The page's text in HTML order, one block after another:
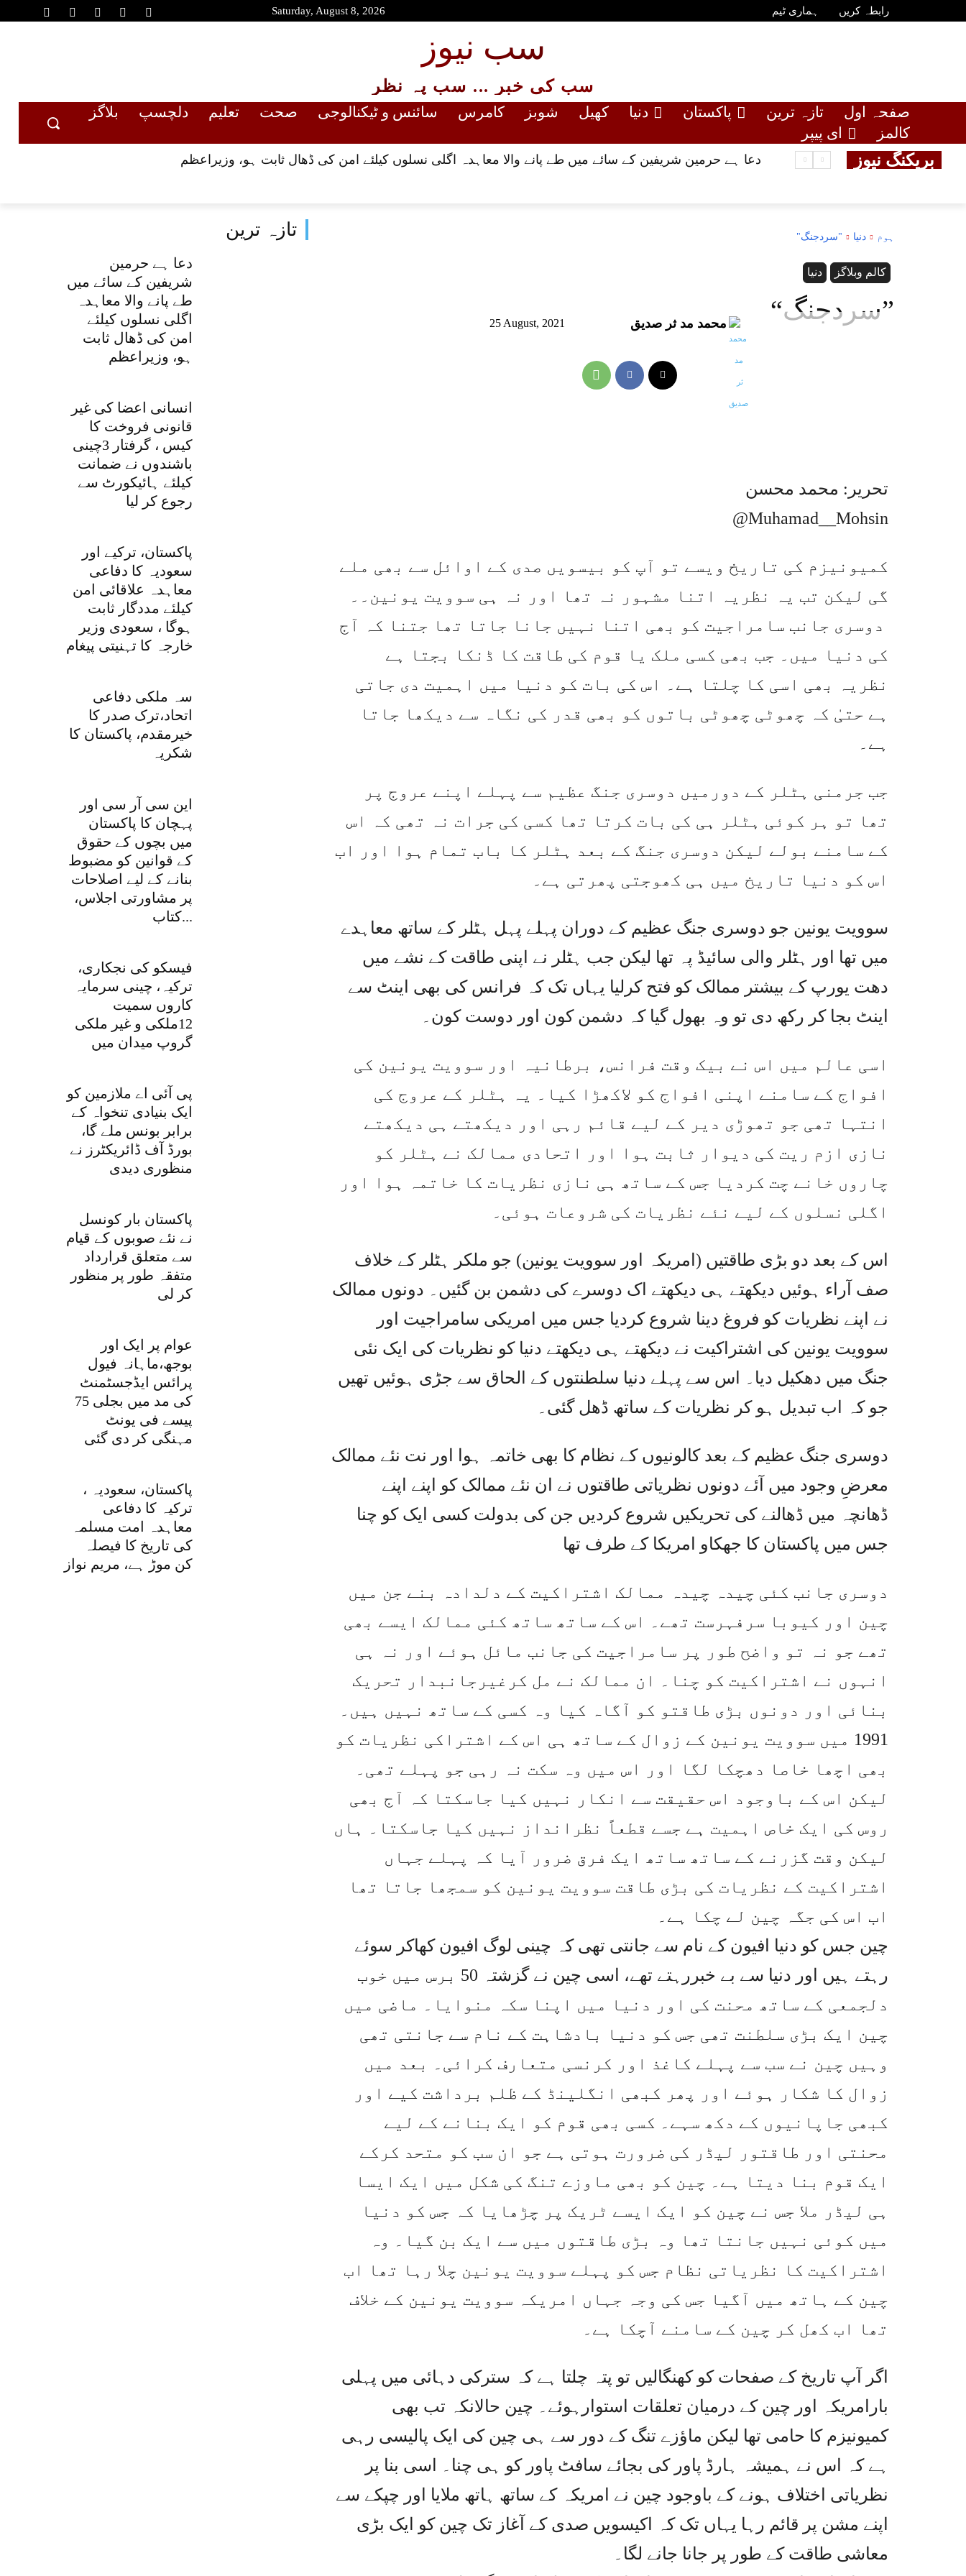
Saturday, August 8, 2026 رابطہ کریں ہماری ٹیم
سب نیوز
سب کی خبر ... سب پہ نظر
صفحہ اول تازہ ترین پاکستان دنیا کھیل شوبز کامرس سائنس و ٹیکنالوجی صحت تعلیم دلچسپ
بلاگز
کالمز
ای پیپر
بریکنگ نیوز دعا ہے حرمین شریفین کے سائے میں طے پانے والا معاہدہ اگلی نسلوں کیلئے امن کی ڈھال ثابت ہو، وزیراعظم
تازہ ترین
دعا ہے حرمین
شریفین کے سائے میں
طے پانے والا معاہدہ
اگلی نسلوں کیلئے
امن کی ڈھال ثابت
ہو، وزیراعظم
انسانی اعضا کی غیر
قانونی فروخت کا
کیس ، گرفتار 3چینی
باشندوں نے ضمانت
کیلئے ہائیکورٹ سے
رجوع کر لیا
پاکستان، ترکیے اور
سعودیہ کا دفاعی
معاہدہ علاقائی امن
کیلئے مددگار ثابت
ہوگا ، سعودی وزیر
خارجہ کا تہنیتی پیغام
سہ ملکی دفاعی
اتحاد،ترک صدر کا
خیرمقدم، پاکستان کا
شکریہ
این سی آر سی اور
پہچان کا پاکستان
میں بچوں کے حقوق
کے قوانین کو مضبوط
بنانے کے لیے اصلاحات
پر مشاورتی اجلاس،
کتاب...
فیسکو کی نجکاری،
ترکیہ، چینی سرمایہ
کاروں سمیت
12ملکی و غیر ملکی
گروپ میدان میں
پی آئی اے ملازمین کو
ایک بنیادی تنخواہ کے
برابر بونس ملے گا،
بورڈ آف ڈائریکٹرز نے
منظوری دیدی
پاکستان بار کونسل
نے نئے صوبوں کے قیام
سے متعلق قرارداد
متفقہ طور پر منظور
کر لی
عوام پر ایک اور
بوجھ،ماہانہ فیول
پرائس ایڈجسٹمنٹ
کی مد میں بجلی 75
پیسے فی یونٹ
مہنگی کر دی گئی
پاکستان، سعودیہ ،
ترکیہ کا دفاعی
معاہدہ امت مسلمہ
کی تاریخ کا فیصلہ
کن موڑ ہے، مریم نواز
ہوم دنیا "سردجنگ"
دنیا کالم وبلاگز
“سردجنگ” 25 August, 2021 محمد مد ثر صدیق
تحریر: محمد محسن
@Muhamad__Mohsin
کمیونیزم کی تاریخ ویسے تو آپ کو بیسویں صدی کے اوائل سے بھی ملے
گی لیکن تب یہ نظریہ اتنا مشہور نہ تھا اور نہ ہی سوویت یونین۔۔
دوسری جانب سامراجیت کو بھی اتنا نہیں جانا جاتا تھا جتنا کہ آج
کی دنیا میں۔ جب بھی کسی ملک یا قوم کی طاقت کا ڈنکا بجتا ہے
نظریہ بھی اسی کا چلتا ہے۔ اس کی بات کو دنیا میں اہمیت دی جاتی
ہے حتیٰ کہ چھوٹی چھوٹی باتوں کو بھی قدر کی نگاہ سے دیکھا جاتا
ہے۔
جب جرمنی ہٹلر کے دورمیں دوسری جنگ عظیم سے پہلے اپنے عروج پر
تھا تو ہر کوئی ہٹلر ہی کی بات کرتا تھا کسی کی جرات نہ تھی کہ اس
کے سامنے بولے لیکن دوسری جنگ کے بعد ہٹلر کا باب تمام ہوا اور اب
اس کو دنیا تاریخ میں ہی کھوجتی پھرتی ہے۔
سوویت یونین جو دوسری جنگ عظیم کے دوران پہلے پہل ہٹلر کے ساتھ معاہدے
میں تھا اور ہٹلر والی سائیڈ پہ تھا لیکن جب ہٹلر نے اپنی طاقت کے نشے میں
دھت یورپ کے بیشتر ممالک کو فتح کرلیا یہاں تک کہ فرانس کی بھی اینٹ سے
اینٹ بجا کر رکھ دی تو وہ بھول گیا کہ دشمن کون اور دوست کون۔
اسی عالم میں اس نے بیک وقت فرانس، برطانیہ اور سوویت یونین کی
افواج کے سامنے اپنی افواج کو لاکھڑا کیا۔ یہ ہٹلر کے عروج کی
انتہا تھی جو تھوڑی دیر کے لیے قائم رہی اور دیکھتے ہی دیکھتے
نازی ازم ریت کی دیوار ثابت ہوا اور اتحادی ممالک نے ہٹلر کو
چاروں خانے چت کردیا جس کے ساتھ ہی نازی نظریات کا خاتمہ ہوا اور
اگلی نسلوں کے لیے نئے نظریات کی شروعات ہوئی۔
اس کے بعد دو بڑی طاقتیں (امریکہ اور سوویت یونین) جو ملکر ہٹلر کے خلاف
صف آراء ہوئیں دیکھتے ہی دیکھتے اک دوسرے کی دشمن بن گئیں۔ دونوں ممالک
نے اپنے نظریات کو فروغ دینا شروع کردیا جس میں امریکی سامراجیت اور
سوویت یونین کی اشتراکیت نے دیکھتے ہی دیکھتے دنیا کو نظریات کی ایک نئی
جنگ میں دھکیل دیا۔ اس سے پہلے دنیا سلطنتوں کے الحاق سے جڑی ہوئیں تھیں
جو کہ اب تبدیل ہو کر نظریات کے ساتھ ڈھل گئی۔
دوسری جنگ عظیم کے بعد کالونیوں کے نظام کا بھی خاتمہ ہوا اور نت نئے ممالک
معرضِ وجود میں آئے دونوں نظریاتی طاقتوں نے ان نئے ممالک کو اپنے اپنے
ڈھانچہ میں ڈھالنے کی تحریکیں شروع کردیں جن کی بدولت کسی ایک کو چنا
جس میں پاکستان کا جھکاو امریکا کے طرف تھا
دوسری جانب کئی چیدہ چیدہ ممالک اشتراکیت کے دلدادہ بنے جن میں
چین اور کیوبا سرفہرست تھے۔ اس کے ساتھ ساتھ کئی ممالک ایسے بھی
تھے جو نہ تو واضح طور پر سامراجیت کی جانب مائل ہوئے اور نہ ہی
انہوں نے اشتراکیت کو چنا۔ ان ممالک نے مل کرغیرجانبدار تحریک
بنائی اور دونوں بڑی طاقتو کو آگاہ کیا وہ کسی کے ساتھ نہیں ہیں۔
1991 میں سوویت یونین کے زوال کے ساتھ ہی اس کے اشتراکی نظریات کو
بھی اچھا خاصا دھچکا لگا اور اس میں وہ سکت نہ رہی جو پہلے تھی۔
لیکن اس کے باوجود اس حقیقت سے انکار نہیں کیا جاسکتا کہ آج بھی
روس کی ایک خاص اہمیت ہے جسے قطعاً نظرانداز نہیں کیا جاسکتا۔ ہاں
لیکن وقت گزرنے کے ساتھ ساتھ ایک فرق ضرور آیا کہ پہلے جہاں
اشتراکیت کے نظریات کی بڑی طاقت سوویت یونین کو سمجھا جاتا تھا
اب اس کی جگہ چین لے چکا ہے۔
چین جس کو دنیا افیون کے نام سے جانتی تھی کہ چینی لوگ افیون کھاکر سوئے
رہتے ہیں اور دنیا سے بے خبررہتے تھے، اسی چین نے گزشتہ 50 برس میں خوب
دلجمعی کے ساتھ محنت کی اور دنیا میں اپنا سکہ منوایا۔ ماضی میں
چین ایک بڑی سلطنت تھی جس کو دنیا بادشاہت کے نام سے جانتی تھی
وہیں چین نے سب سے پہلے کاغذ اور کرنسی متعارف کرائی۔ بعد میں
زوال کا شکار ہوئے اور پھر کبھی انگلینڈ کے ظلم برداشت کیے اور
کبھی جاپانیوں کے دکھ سہے۔ کسی بھی قوم کو ایک بنانے کے لیے
محنتی اور طاقتور لیڈر کی ضرورت ہوتی ہے جو ان سب کو متحد کرکے
ایک قوم بنا دیتا ہے۔ چین کو بھی ماوزے تنگ کی شکل میں ایک ایسا
ہی لیڈر ملا جس نے چین کو ایک ایسے ٹریک پر چڑھایا کہ جس کو دنیا
میں کوئی نہیں جانتا تھا وہ بڑی طاقتوں میں سے ایک بن گیا۔ وہ
اشتراکیت کا نظریاتی نظام جس کو پہلے سوویت یونین چلا رہا تھا اب
چین کے ہاتھ میں آگیا جس کی وجہ جہاں امریکہ سوویت یونین کے خلاف
تھا اب کھل کر چین کے سامنے آچکا ہے۔
اگر آپ تاریخ کے صفحات کو کھنگالیں تو پتہ چلتا ہے کہ سترکی دہائی میں پہلی
بارامریکہ اور چین کے درمیان تعلقات استوارہوئے۔ چین حالانکہ تب بھی
کمیونیزم کا حامی تھا لیکن ماؤزے تنگ کے دور سے ہی چین کی ایک پالیسی رہی
ہے کہ اس نے ہمیشہ ہارڈ پاور کی بجائے سافٹ پاور کو ہی چنا۔ اسی بنا پر
نظریاتی اختلاف ہونے کے باوجود چین نے امریکہ کے ساتھ ہاتھ ملایا اور چپکے سے
اپنے مشن پر قائم رہا یہاں تک کہ اکیسویں صدی کے آغاز تک چین کو ایک بڑی
معاشی طاقت کے طور پر جانا جانے لگا۔